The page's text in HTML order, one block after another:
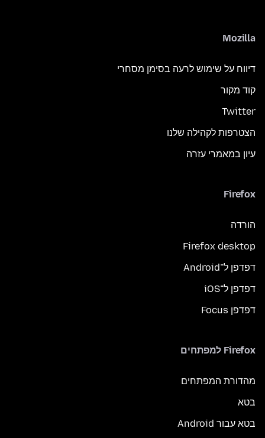
Mozilla
דיווח על שימוש לרעה בסימן מסחרי
קוד מקור
Twitter
הצטרפות לקהילה שלנו
עיון במאמרי עזרה
Firefox
הורדה
Firefox desktop
דפדפן ל־Android
דפדפן ל־iOS
דפדפן Focus
Firefox למפתחים
מהדורת המפתחים
בטא
בטא עבור Android